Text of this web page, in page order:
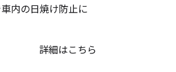
内の日焼け防止に
詳細はこちら